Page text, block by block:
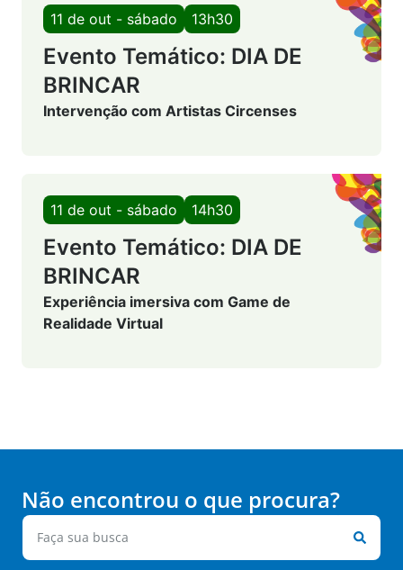
11 de out - sábado 13h30
Evento Temático: DIA DE
BRINCAR
Intervenção com Artistas Circenses
11 de out - sábado 14h30
Evento Temático: DIA DE
BRINCAR
Experiência imersiva com Game de
Realidade Virtual
Não encontrou o que procura?